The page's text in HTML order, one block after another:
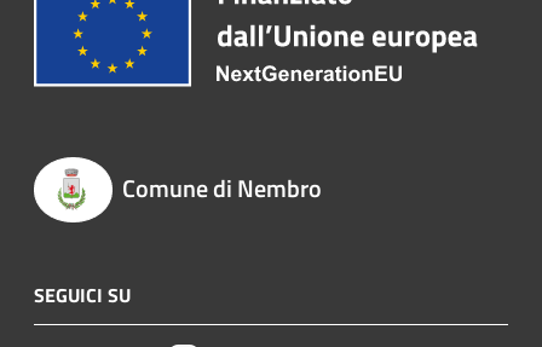
Comune di Nembro
SEGUICI SU